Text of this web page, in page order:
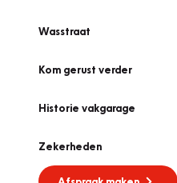
Wasstraat
Kom gerust verder
Historie vakgarage
Zekerheden